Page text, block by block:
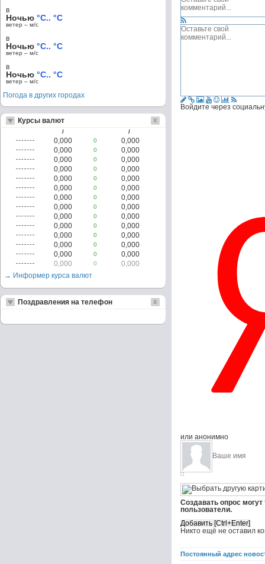
Войдите через
или анонимно
Создавать опрос
пользователи.
Никто ещё не оставил
Постоянный адрес
в
Ночью °C.. °C
ветер – м/c
в
Ночью °C.. °C
ветер – м/c
в
Ночью °C.. °C
ветер – м/c
Погода в других городах
Курсы валют
/ /
0,000 0
0,000
0,000
0
0,000
0,000
0
0,000
0,000
0
0,000
0,000
0
0,000
0,000
0
0,000
0,000
0
0,000
0,000
0
0,000
0,000
0
0,000
0,000
0
0,000
0,000
0
0,000
0,000
0
0,000
0,000
0
0,000
0,000
0
0,000
→ Информер курса валют
Поздравления на телефон